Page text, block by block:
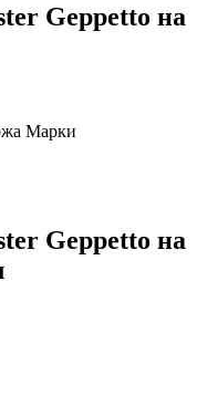
Geppetto на
Марки
Geppetto на